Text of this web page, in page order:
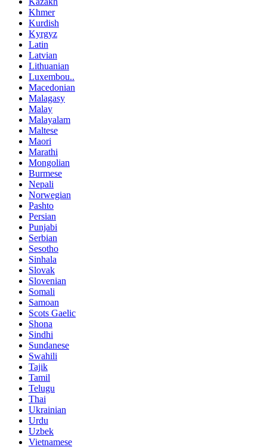
Khmer
Kurdish
Kyrgyz
Latin
Latvian
Lithuanian
Luxembou..
Macedonian
Malagasy
Malay
Malayalam
Maltese
Maori
Marathi
Mongolian
Burmese
Nepali
Norwegian
Pashto
Persian
Punjabi
Serbian
Sesotho
Sinhala
Slovak
Slovenian
Somali
Samoan
Scots Gaelic
Shona
Sindhi
Sundanese
Swahili
Tajik
Tamil
Telugu
Thai
Ukrainian
Urdu
Uzbek
Vietnamese